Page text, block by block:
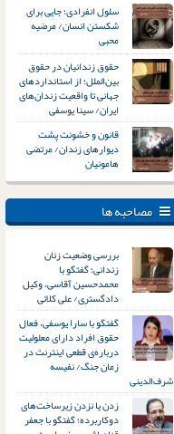
سلول انفرادی؛ جایی برای
شکستن انسان/ مرضیه
محبی
حقوق زندانیان در حقوق
بین‌الملل؛ از استانداردهای
جهانی تا واقعیت زندان‌های
ایران/ سینا یوسفی
قانون و خشونت پشت
دیوارهای زندان/ مرتضی
هامونیان
مصاحبه ها
بررسی وضعیت زنان
زندانی؛ گفتگو با
محمدحسین آقاسی، وکیل
دادگستری/ علی کلائی
گفتگو با سارا یوسفی، فعال
حقوق افراد دارای معلولیت
درباره‌ی قطعی اینترنت در
زمان جنگ/ نفیسه
شرف‌الدینی
زدن یا نزدن زیرساخت‌های
دوکاربرده؛ گفتگو با جعفر